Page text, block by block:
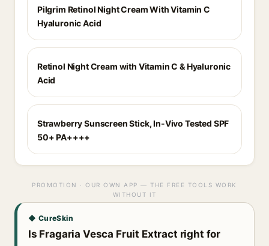
Pilgrim Retinol Night Cream With Vitamin C
Hyaluronic Acid
Retinol Night Cream with Vitamin C & Hyaluronic
Acid
Strawberry Sunscreen Stick, In-Vivo Tested SPF
50+ PA++++
PROMOTION · OUR OWN APP — THE FREE TOOLS WORK
WITHOUT IT
◆ CureSkin
Is Fragaria Vesca Fruit Extract right for